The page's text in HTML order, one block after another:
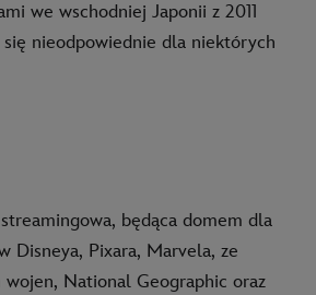
we wschodniej Japonii z 2011
się nieodpowiednie dla niektórych
będąca domem dla
Disneya, Pixara, Marvela, ze
wojen, National Geographic oraz